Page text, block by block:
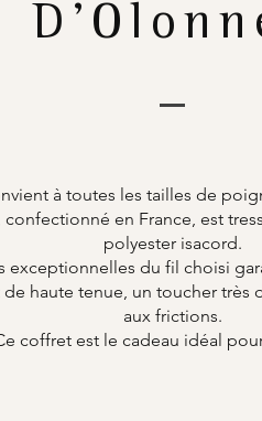
à toutes les tailles de
en France, est
polyester isacord.
exceptionnelles du fil choisi
de haute tenue, un toucher très
aux frictions.
coffret est le cadeau idéal